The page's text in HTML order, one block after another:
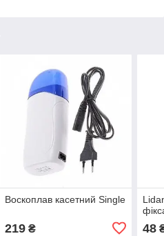
Воскоплав касетний Single
219₴ 48